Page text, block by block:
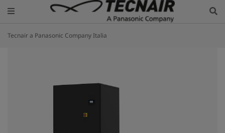
Tecnair a Panasonic Company Italia